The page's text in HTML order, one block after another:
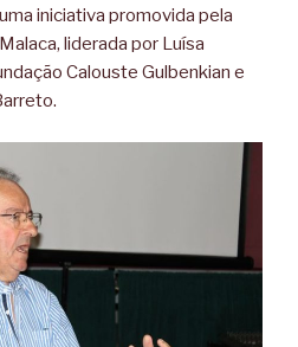
iniciativa promovida pela
liderada por Luísa
Calouste Gulbenkian e